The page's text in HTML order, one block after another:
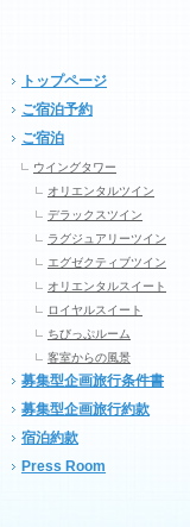
トップページ
ご宿泊予約
ご宿泊
ウイングタワー
オリエンタルツイン
デラックスツイン
ラグジュアリーツイン
エグゼクティブツイン
オリエンタルスイート
ロイヤルスイート
ちびっぷルーム
客室からの風景
募集型企画旅行条件書
募集型企画旅行約款
宿泊約款
Press Room